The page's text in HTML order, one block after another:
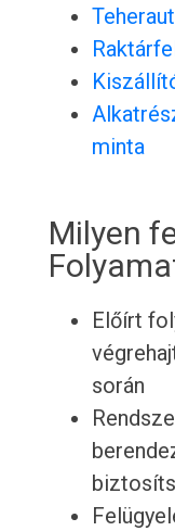
minta
Milyen
Előírt
során